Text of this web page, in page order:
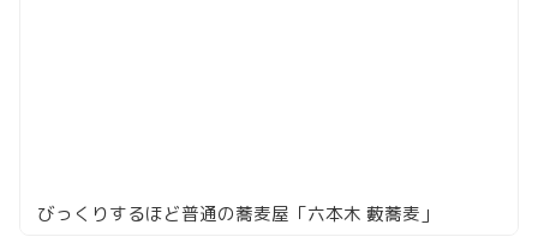
びっくりするほど普通の蕎麦屋「六本木 藪蕎麦」